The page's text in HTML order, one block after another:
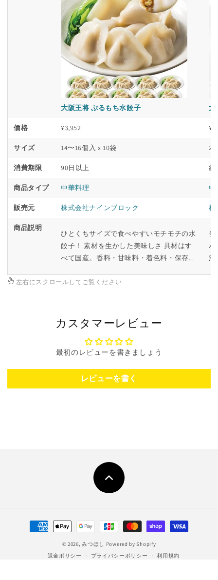
大阪王将 ぷるもち水餃子 大
価格 ¥3,952
サイズ 14〜16個入 x 10袋
消費期限 90日以上 約
商品タイプ 中華料理 中
販売元 株式会社ナインブロック 株
商品説明
ひとくちサイズで食べやすいモチモチの水
餃子！ 素材を生かした美味しさ 具材はす
べて国産。香料・甘味料・着色料・保存...
当
パ
漬
左右にスクロールしてご覧ください
カスタマーレビュー
最初のレビューを書きましょう
レビューを書く
決
済
© 2026,みつほし Powered by Shopify
返金ポリシー
プライバシーポリシー 利用規約